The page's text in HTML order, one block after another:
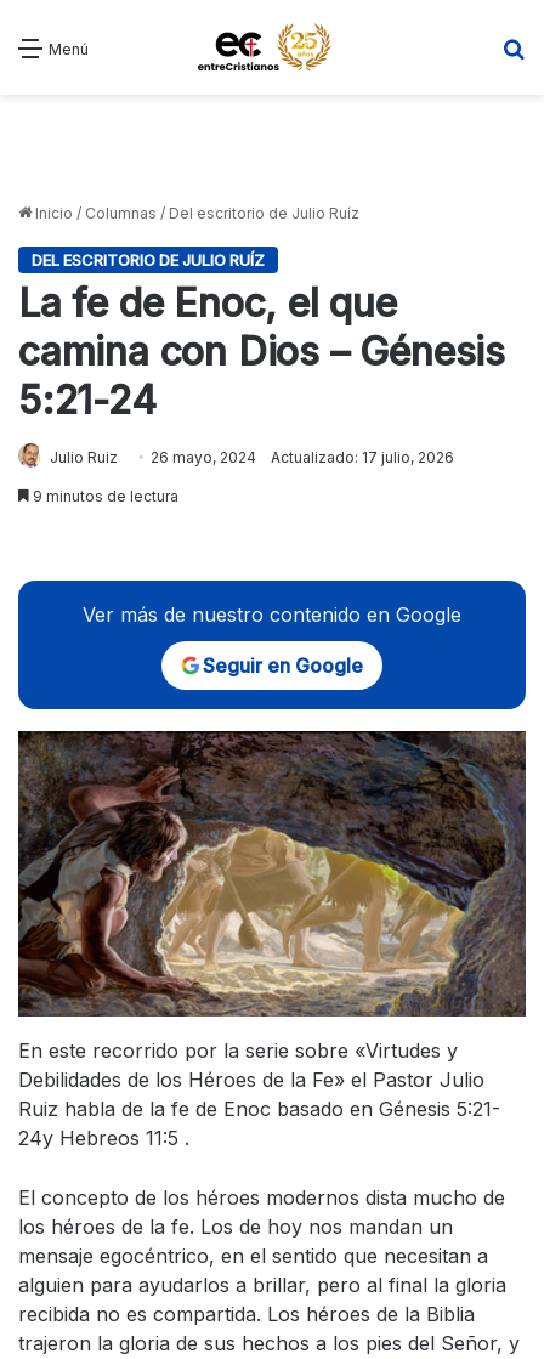
Menú
Inicio / Columnas / Del escritorio de Julio Ruíz
DEL ESCRITORIO DE JULIO RUÍZ
La fe de Enoc, el que
camina con Dios – Génesis
5:21-24
Julio Ruiz 26 mayo, 2024 Actualizado: 17 julio, 2026
9 minutos de lectura
Ver más de nuestro contenido en Google
Seguir en Google
En este recorrido por la serie sobre «Virtudes y
Debilidades de los Héroes de la Fe» el Pastor Julio
Ruiz habla de la fe de Enoc basado en Génesis 5:21-
24y Hebreos 11:5 .
El concepto de los héroes modernos dista mucho de
los héroes de la fe. Los de hoy nos mandan un
mensaje egocéntrico, en el sentido que necesitan a
alguien para ayudarlos a brillar, pero al final la gloria
recibida no es compartida. Los héroes de la Biblia
trajeron la gloria de sus hechos a los pies del Señor, y